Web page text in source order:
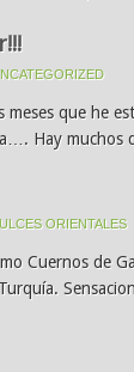
meses que he
Hay muchos
ORIENTALES
Cuernos de